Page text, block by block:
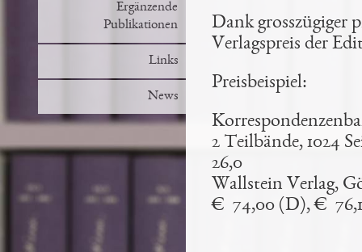
Ergänzende
Publikationen
Links
News
Dank grosszügiger
Verlagspreis der
Preisbeispiel:
2 Teilbände, 1024
26,0
Wallstein Verlag,
€ 74,00 (D), €